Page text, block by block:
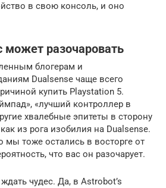
в свою консоль, и оно
может разочаровать
блогерам и
Dualsense чаще всего
купить Playstation 5.
«лучший контроллер в
хвалебные эпитеты в сторону
из рога изобилия на Dualsense.
мы тоже остались в восторге от
что вас он разочарует.
чудес. Да, в Astrobot’s